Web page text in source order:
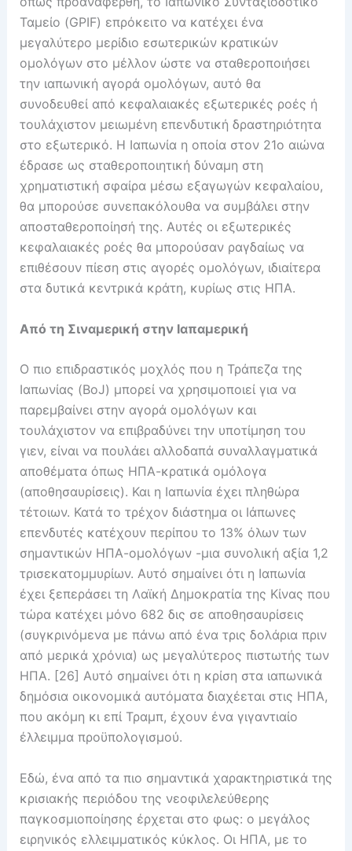
Ταμείο (GPIF) επρόκειτο να κατέχει ένα
μεγαλύτερο μερίδιο εσωτερικών κρατικών
ομολόγων στο μέλλον ώστε να σταθεροποιήσει
την ιαπωνική αγορά ομολόγων, αυτό θα
συνοδευθεί από κεφαλαιακές εξωτερικές ροές ή
τουλάχιστον μειωμένη επενδυτική δραστηριότητα
στο εξωτερικό. Η Ιαπωνία η οποία στον 21ο αιώνα
έδρασε ως σταθεροποιητική δύναμη στη
χρηματιστική σφαίρα μέσω εξαγωγών κεφαλαίου,
θα μπορούσε συνεπακόλουθα να συμβάλει στην
αποσταθεροποίησή της. Αυτές οι εξωτερικές
κεφαλαιακές ροές θα μπορούσαν ραγδαίως να
επιθέσουν πίεση στις αγορές ομολόγων, ιδιαίτερα
στα δυτικά κεντρικά κράτη, κυρίως στις ΗΠΑ.
Από τη Σιναμερική στην Ιαπαμερική
Ο πιο επιδραστικός μοχλός που η Τράπεζα της
Ιαπωνίας (BoJ) μπορεί να χρησιμοποιεί για να
παρεμβαίνει στην αγορά ομολόγων και
τουλάχιστον να επιβραδύνει την υποτίμηση του
γιεν, είναι να πουλάει αλλοδαπά συναλλαγματικά
αποθέματα όπως ΗΠΑ-κρατικά ομόλογα
(αποθησαυρίσεις). Και η Ιαπωνία έχει πληθώρα
τέτοιων. Κατά το τρέχον διάστημα οι Ιάπωνες
επενδυτές κατέχουν περίπου το 13% όλων των
σημαντικών ΗΠΑ-ομολόγων -μια συνολική αξία 1,2
τρισεκατομμυρίων. Αυτό σημαίνει ότι η Ιαπωνία
έχει ξεπεράσει τη Λαϊκή Δημοκρατία της Κίνας που
τώρα κατέχει μόνο 682 δις σε αποθησαυρίσεις
(συγκρινόμενα με πάνω από ένα τρις δολάρια πριν
από μερικά χρόνια) ως μεγαλύτερος πιστωτής των
ΗΠΑ. [26] Αυτό σημαίνει ότι η κρίση στα ιαπωνικά
δημόσια οικονομικά αυτόματα διαχέεται στις ΗΠΑ,
που ακόμη κι επί Τραμπ, έχουν ένα γιγαντιαίο
έλλειμμα προϋπολογισμού.
Εδώ, ένα από τα πιο σημαντικά χαρακτηριστικά της
κρισιακής περιόδου της νεοφιλελεύθερης
παγκοσμιοποίησης έρχεται στο φως: ο μεγάλος
ειρηνικός ελλειμματικός κύκλος. Οι ΗΠΑ, με το